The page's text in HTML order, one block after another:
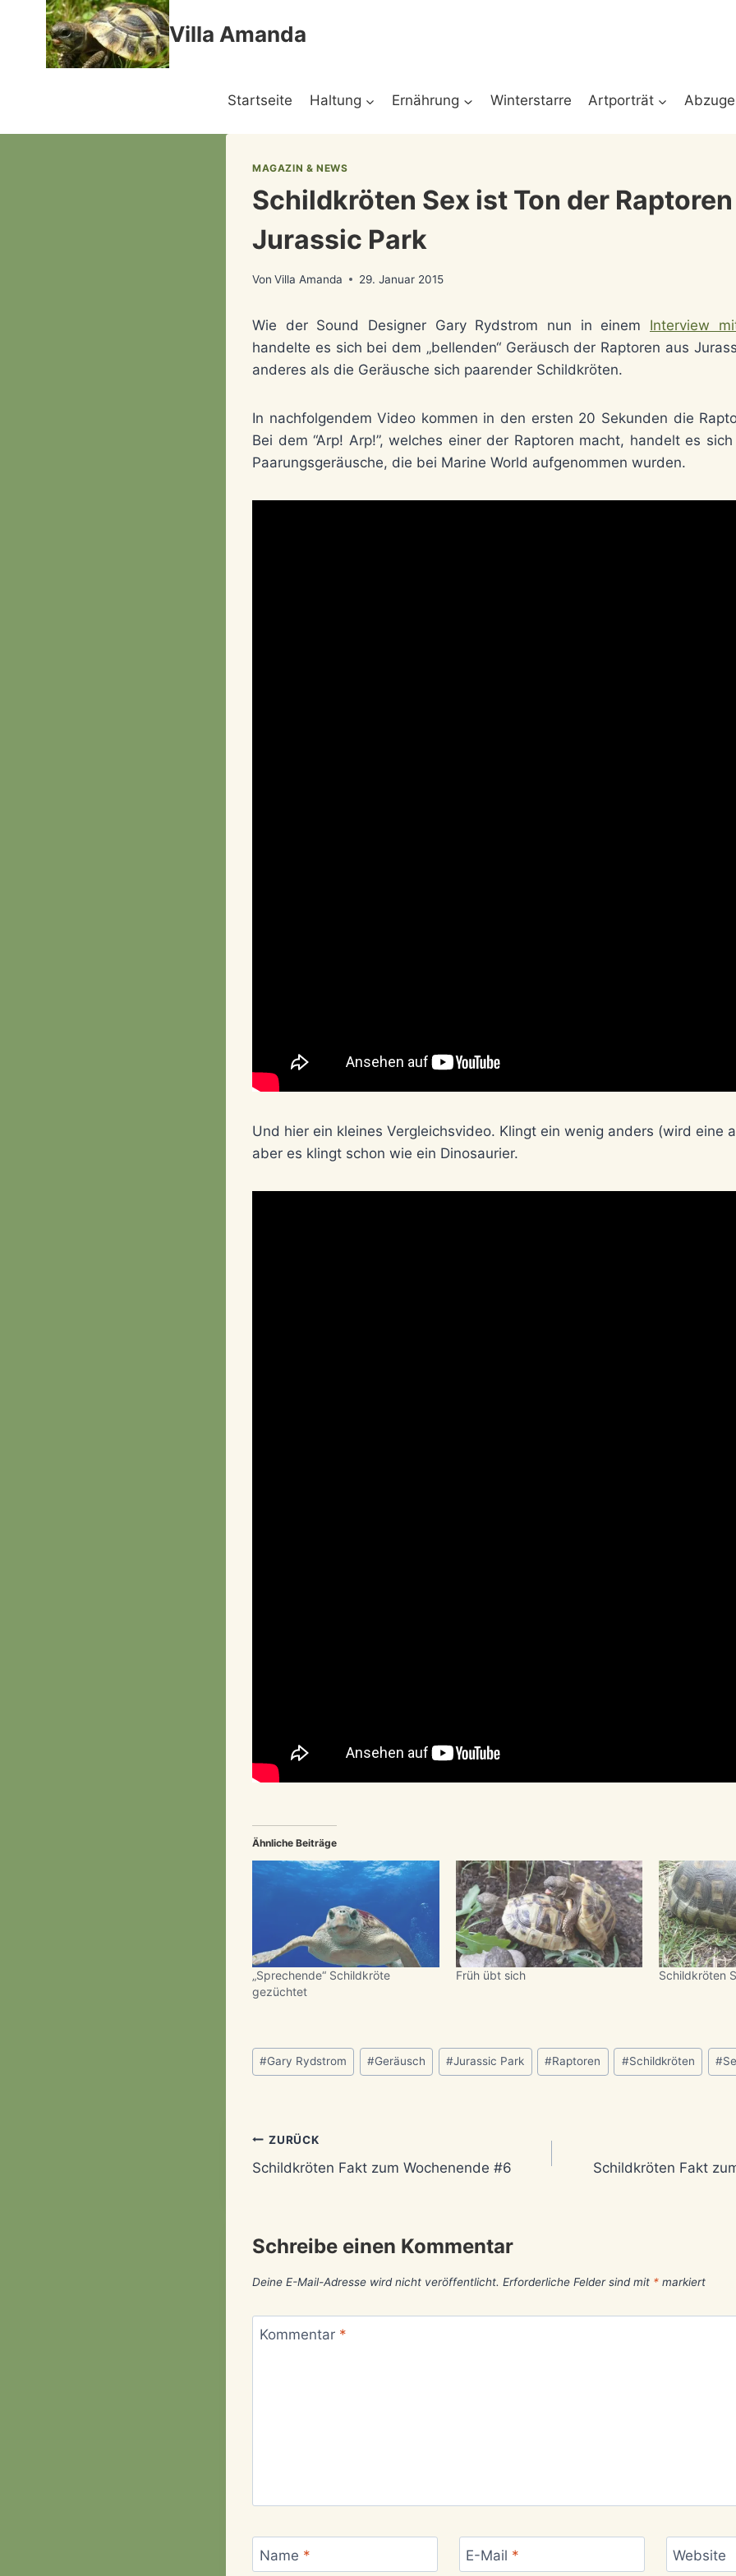
springen
Villa Amanda
Startseite Haltung Ernährung Winterstarre Artporträt
MAGAZIN & NEWS
Schildkröten Sex ist Ton der
Jurassic Park
Von Villa Amanda 29. Januar 2015
Wie der Sound Designer Gary Rydstrom nun in einem Interview
handelte es sich bei dem „bellenden“ Geräusch der Raptoren aus
anderes als die Geräusche sich paarender Schildkröten.
In nachfolgendem Video kommen in den ersten 20 Sekunden die
Bei dem “Arp! Arp!”, welches einer der Raptoren macht, handelt es
Paarungsgeräusche, die bei Marine World aufgenommen wurden.
Und hier ein kleines Vergleichsvideo. Klingt ein wenig anders (wird eine
aber es klingt schon wie ein Dinosaurier.
Ähnliche Beiträge
„Sprechende“ Schildkröte
gezüchtet
Früh übt sich Schildkröten
Schlagworte:
#Gary Rydstrom #Geräusch #Jurassic Park #Raptoren #Schildkröten #
Beitragsnavigation
ZURÜCK
Schildkröten Fakt zum Wochenende #6 Schildkröten Fakt
Schreibe einen Kommentar
Deine E-Mail-Adresse wird nicht veröffentlicht. Erforderliche Felder sind mit * markiert
Kommentar *
Name * E-Mail * Website